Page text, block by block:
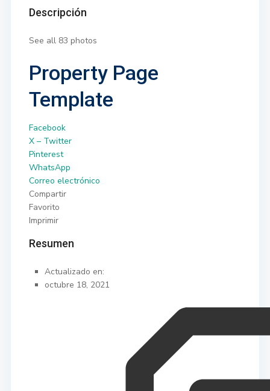
Descripción
See all 83 photos
Property Page
Template
Facebook
X – Twitter
Pinterest
WhatsApp
Correo electrónico
Compartir
Favorito
Imprimir
Resumen
Actualizado en:
octubre 18, 2021